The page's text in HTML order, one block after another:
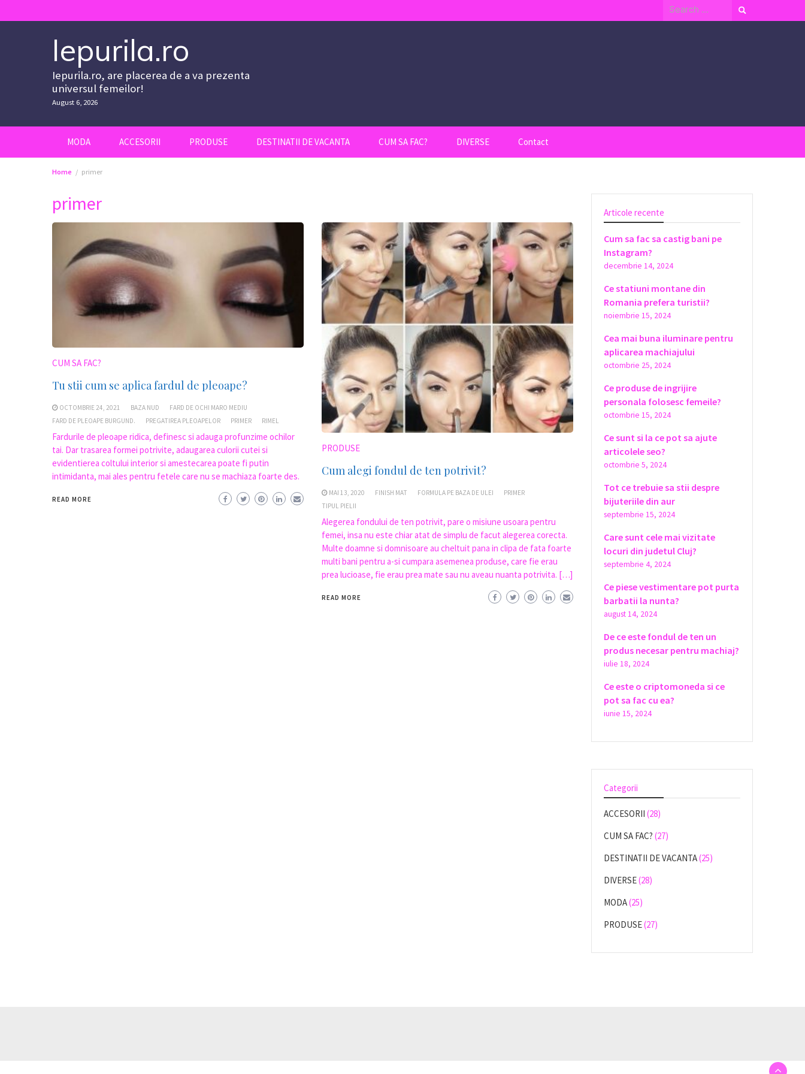
to
Search
for:
Iepurila.ro
Iepurila.ro, are placerea de a va prezenta
universul femeilor!
August 6, 2026
MODA ACCESORII PRODUSE DESTINATII DE VACANTA CUM SA FAC? DIVERSE Contact
Home primer
primer
CUM SA FAC?
Tu stii cum se aplica fardul de pleoape?
OCTOMBRIE 24, 2021 BAZA NUD
FARD DE OCHI MARO MEDIU
FARD DE PLEOAPE BURGUND.
PREGATIREA PLEOAPELOR PRIMER RIMEL
Fardurile de pleoape ridica, definesc si adauga profunzime ochilor
tai. Dar trasarea formei potrivite, adaugarea culorii cutei si
evidentierea coltului interior si amestecarea poate fi putin
intimidanta, mai ales pentru fetele care nu se machiaza foarte des.
READ MORE
PRODUSE
Cum alegi fondul de ten potrivit?
MAI 13, 2020 FINISH MAT FORMULA PE BAZA DE ULEI
PRIMER
TIPUL PIELII
Alegerea fondului de ten potrivit, pare o misiune usoara pentru
femei, insa nu este chiar atat de simplu de facut alegerea corecta.
Multe doamne si domnisoare au cheltuit pana in clipa de fata foarte
multi bani pentru a-si cumpara asemenea produse, care fie erau
prea lucioase, fie erau prea mate sau nu aveau nuanta potrivita. […]
READ MORE
Articole recente
Cum sa fac sa castig bani pe
Instagram?
decembrie 14, 2024
Ce statiuni montane din
Romania prefera turistii?
noiembrie 15, 2024
Cea mai buna iluminare pentru
aplicarea machiajului
octombrie 25, 2024
Ce produse de ingrijire
personala folosesc femeile?
octombrie 15, 2024
Ce sunt si la ce pot sa ajute
articolele seo?
octombrie 5, 2024
Tot ce trebuie sa stii despre
bijuteriile din aur
septembrie 15, 2024
Care sunt cele mai vizitate
locuri din judetul Cluj?
septembrie 4, 2024
Ce piese vestimentare pot purta
barbatii la nunta?
august 14, 2024
De ce este fondul de ten un
produs necesar pentru machiaj?
iulie 18, 2024
Ce este o criptomoneda si ce
pot sa fac cu ea?
iunie 15, 2024
Categorii
ACCESORII (28)
CUM SA FAC? (27)
DESTINATII DE VACANTA(25)
DIVERSE(28)
MODA(25)
PRODUSE(27)